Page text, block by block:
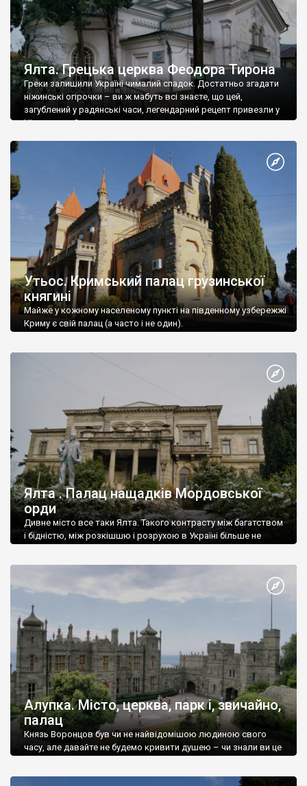
Ялта. Грецька церква Феодора Тирона
Греки залишили Україні чималий спадок. Достатньо згадати
ніжинські огірочки – ви ж мабуть всі знаєте, що цей,
загублений у радянські часи, легендарний рецепт привезли у
Ніжин греки?
Утьос. Кримський палац грузинської
княгині
Майже у кожному населеному пункті на південному узбережжі
Криму є свій палац (а часто і не один).
Ялта . Палац нащадків Мордовської
орди
Дивне місто все таки Ялта. Такого контрасту між багатством
і бідністю, між розкішшю і розрухою в Україні більше не
Алупка. Місто, церква, парк і, звичайно,
палац
Князь Воронцов був чи не найвідомішою людиною свого
часу, але давайте не будемо кривити душею – чи знали ви це